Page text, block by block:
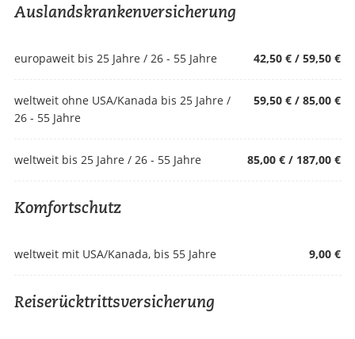
Auslandskrankenversicherung
europaweit bis 25 Jahre / 26 - 55 Jahre 42,50 € / 59,50 €
weltweit ohne USA/Kanada bis 25 Jahre /
26 - 55 Jahre
59,50 € / 85,00 €
weltweit bis 25 Jahre / 26 - 55 Jahre 85,00 € / 187,00 €
Komfortschutz
weltweit mit USA/Kanada, bis 55 Jahre 9,00 €
Reiserücktrittsversicherung